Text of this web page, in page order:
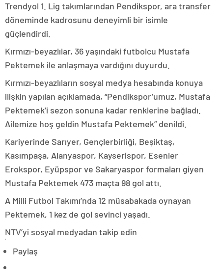
Trendyol 1. Lig takımlarından Pendikspor, ara transfer
döneminde kadrosunu deneyimli bir isimle
güçlendirdi.
Kırmızı-beyazlılar, 36 yaşındaki futbolcu Mustafa
Pektemek ile anlaşmaya vardığını duyurdu.
Kırmızı-beyazlıların sosyal medya hesabında konuya
ilişkin yapılan açıklamada, “Pendikspor’umuz, Mustafa
Pektemek’i sezon sonuna kadar renklerine bağladı.
Ailemize hoş geldin Mustafa Pektemek” denildi.
Kariyerinde Sarıyer, Gençlerbirliği, Beşiktaş,
Kasımpaşa, Alanyaspor, Kayserispor, Esenler
Erokspor, Eyüpspor ve Sakaryaspor formaları giyen
Mustafa Pektemek 473 maçta 98 gol attı.
A Milli Futbol Takımı’nda 12 müsabakada oynayan
Pektemek, 1 kez de gol sevinci yaşadı.
NTV’yi sosyal medyadan takip edin
Paylaş